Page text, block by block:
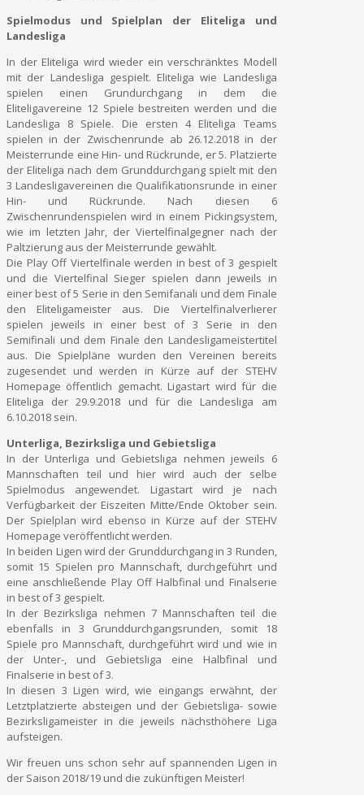
Spielmodus und Spielplan der Eliteliga und
Landesliga
In der Eliteliga wird wieder ein verschränktes Modell
mit der Landesliga gespielt. Eliteliga wie Landesliga
spielen einen Grundurchgang in dem die
Eliteligavereine 12 Spiele bestreiten werden und die
Landesliga 8 Spiele. Die ersten 4 Eliteliga Teams
spielen in der Zwischenrunde ab 26.12.2018 in der
Meisterrunde eine Hin- und Rückrunde, er 5. Platzierte
der Eliteliga nach dem Grunddurchgang spielt mit den
3 Landesligavereinen die Qualifikationsrunde in einer
Hin- und Rückrunde. Nach diesen 6
Zwischenrundenspielen wird in einem Pickingsystem,
wie im letzten Jahr, der Viertelfinalgegner nach der
Paltzierung aus der Meisterrunde gewählt.
Die Play Off Viertelfinale werden in best of 3 gespielt
und die Viertelfinal Sieger spielen dann jeweils in
einer best of 5 Serie in den Semifanali und dem Finale
den Eliteligameister aus. Die Viertelfinalverlierer
spielen jeweils in einer best of 3 Serie in den
Semifinali und dem Finale den Landesligameistertitel
aus. Die Spielpläne wurden den Vereinen bereits
zugesendet und werden in Kürze auf der STEHV
Homepage öffentlich gemacht. Ligastart wird für die
Eliteliga der 29.9.2018 und für die Landesliga am
6.10.2018 sein.
Unterliga, Bezirksliga und Gebietsliga
In der Unterliga und Gebietsliga nehmen jeweils 6
Mannschaften teil und hier wird auch der selbe
Spielmodus angewendet. Ligastart wird je nach
Verfügbarkeit der Eiszeiten Mitte/Ende Oktober sein.
Der Spielplan wird ebenso in Kürze auf der STEHV
Homepage veröffentlicht werden.
In beiden Ligen wird der Grunddurchgang in 3 Runden,
somit 15 Spielen pro Mannschaft, durchgeführt und
eine anschließende Play Off Halbfinal und Finalserie
in best of 3 gespielt.
In der Bezirksliga nehmen 7 Mannschaften teil die
ebenfalls in 3 Grunddurchgangsrunden, somit 18
Spiele pro Mannschaft, durchgeführt wird und wie in
der Unter-, und Gebietsliga eine Halbfinal und
Finalserie in best of 3.
In diesen 3 Ligen wird, wie eingangs erwähnt, der
Letztplatzierte absteigen und der Gebietsliga- sowie
Bezirksligameister in die jeweils nächsthöhere Liga
aufsteigen.
Wir freuen uns schon sehr auf spannenden Ligen in
der Saison 2018/19 und die zukünftigen Meister!